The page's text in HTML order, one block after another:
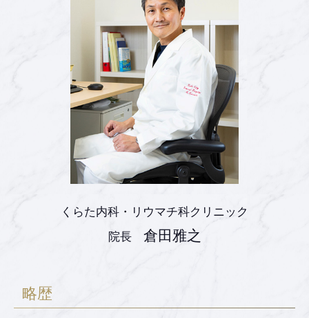
くらた内科・リウマチ科クリニック
院長 倉田雅之
略歴